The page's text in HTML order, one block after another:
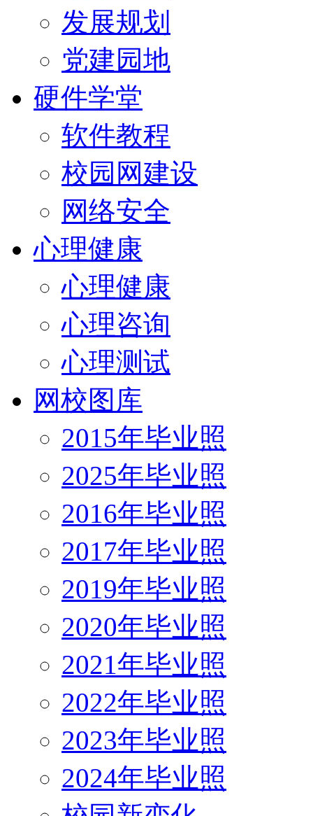
发展规划
党建园地
硬件学堂
软件教程
校园网建设
网络安全
心理健康
心理健康
心理咨询
心理测试
网校图库
2015年毕业照
2025年毕业照
2016年毕业照
2017年毕业照
2019年毕业照
2020年毕业照
2021年毕业照
2022年毕业照
2023年毕业照
2024年毕业照